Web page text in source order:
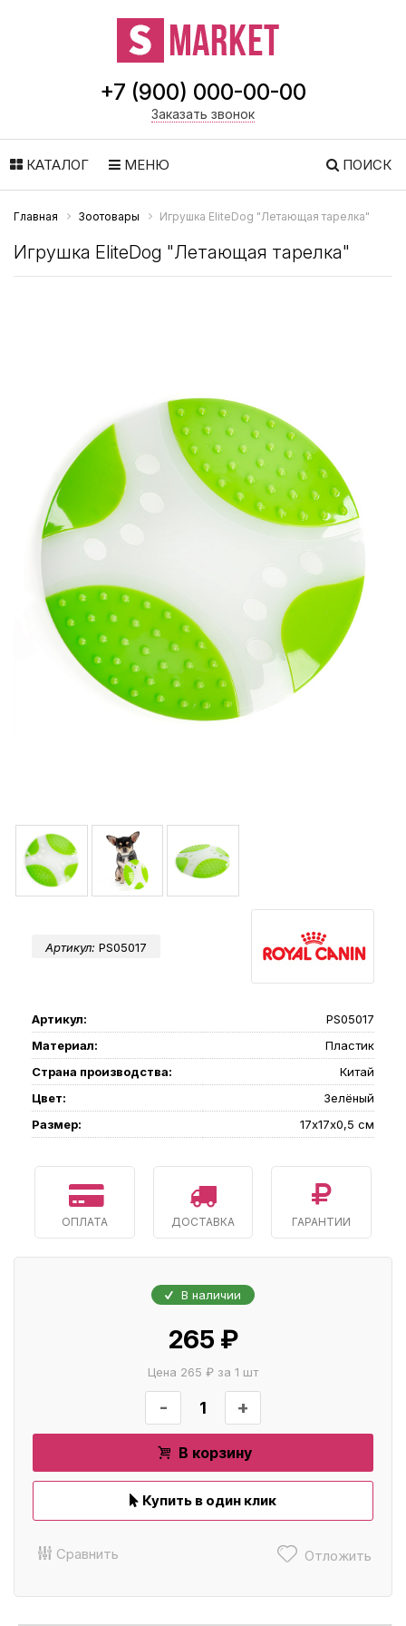
+7 (900) 000-00-00
Заказать звонок
КАТАЛОГ МЕНЮ ПОИСК
Главная Зоотовары Игрушка EliteDog "Летающая тарелка"
Игрушка EliteDog "Летающая тарелка"
Артикул: PS05017
Артикул:
PS05017
Материал:
Пластик
Страна производства:
Китай
Цвет:
Зелёный
Размер:
17х17х0,5 см
ОПЛАТА ДОСТАВКА ГАРАНТИИ
В наличии
265 ₽
Цена 265 ₽ за 1 шт
- +
В корзину
Купить в один клик
Сравнить Отложить